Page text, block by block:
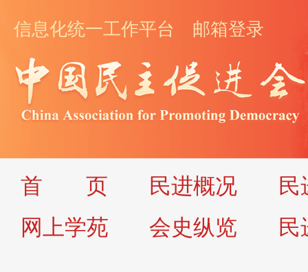
信息化统一工作平台 邮箱登录
首 页 民进概况
民
网上学苑
会史纵览 民